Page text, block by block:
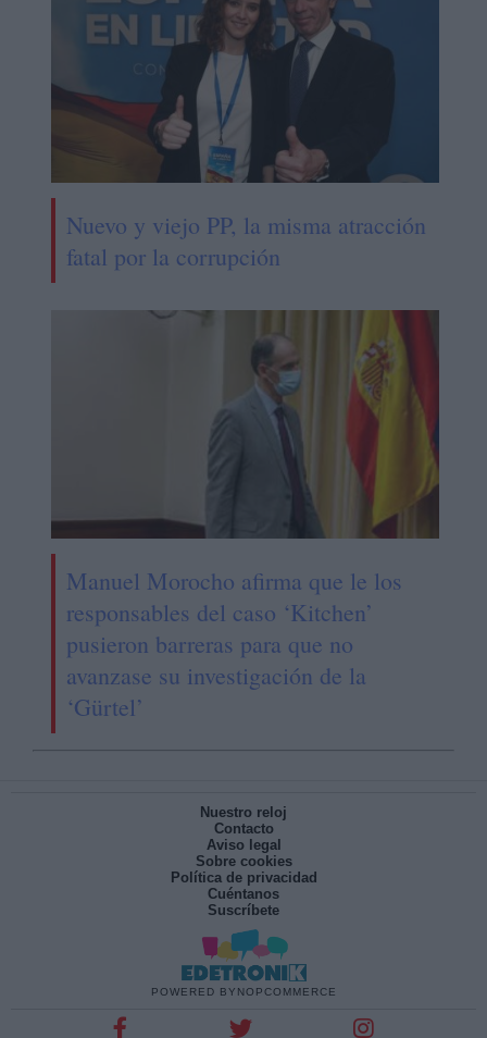
Nuevo y viejo PP, la misma atracción
fatal por la corrupción
Manuel Morocho afirma que le los
responsables del caso ‘Kitchen’
pusieron barreras para que no
avanzase su investigación de la
‘Gürtel’
Nuestro reloj
Contacto
Aviso legal
Sobre cookies
Política de privacidad
Cuéntanos
Suscríbete
POWERED BY NOPCOMMERCE